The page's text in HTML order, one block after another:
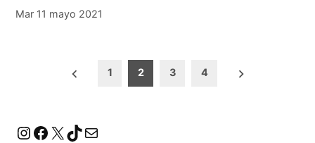
Mar 11 mayo 2021
Paginación
1 2 3 4
Instagram
Facebook
X TikTok
Correo electrónico